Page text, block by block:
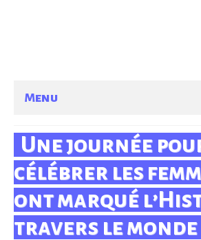
Menu
Une journée
célébrer les
ont marqué
travers le monde